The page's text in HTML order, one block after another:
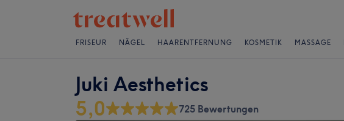
FRISEUR NÄGEL HAARENTFERNUNG KOSMETIK MASSAGE
Juki Aesthetics
5,0 725 Bewertungen